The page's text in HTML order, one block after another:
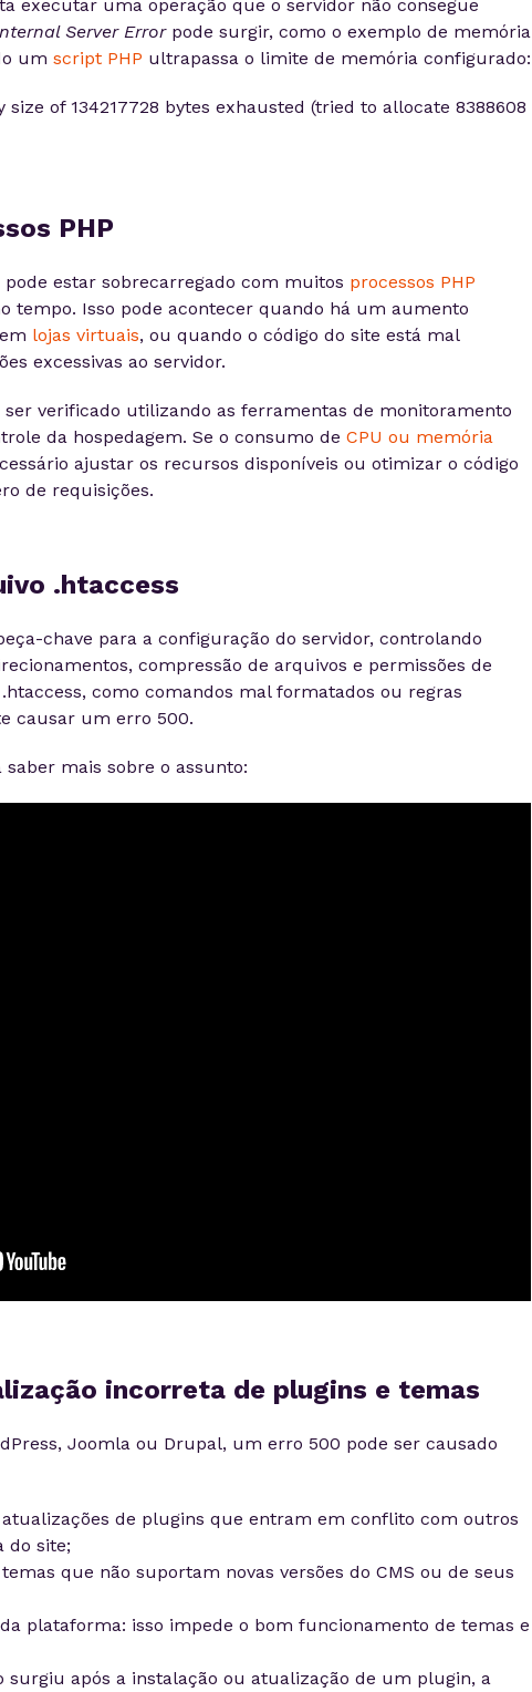
executar uma operação que o servidor não consegue
Server Error pode surgir, como o exemplo de memória
um script PHP ultrapassa o limite de memória configurado:
of 134217728 bytes exhausted (tried to allocate 8388608
PHP
estar sobrecarregado com muitos processos PHP
tempo. Isso pode acontecer quando há um aumento
lojas virtuais, ou quando o código do site está mal
excessivas ao servidor.
verificado utilizando as ferramentas de monitoramento
da hospedagem. Se o consumo de CPU ou memória
ajustar os recursos disponíveis ou otimizar o código
de requisições.
.htaccess
chave para a configuração do servidor, controlando
compressão de arquivos e permissões de
como comandos mal formatados ou regras
causar um erro 500.
mais sobre o assunto:
incorreta de plugins e temas
Joomla ou Drupal, um erro 500 pode ser causado
de plugins que entram em conflito com outros
do site;
que não suportam novas versões do CMS ou de seus
plataforma: isso impede o bom funcionamento de temas e
surgiu após a instalação ou atualização de um plugin, a